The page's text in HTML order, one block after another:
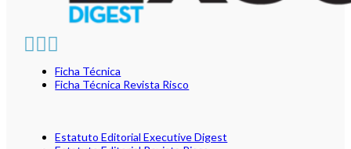
Ficha Técnica
Ficha Técnica Revista Risco
Estatuto Editorial Executive Digest